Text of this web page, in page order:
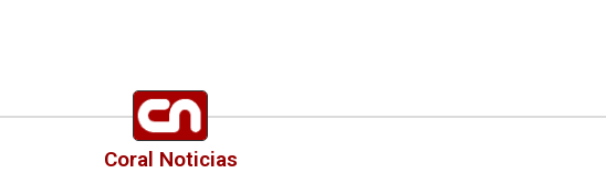
Coral Noticias